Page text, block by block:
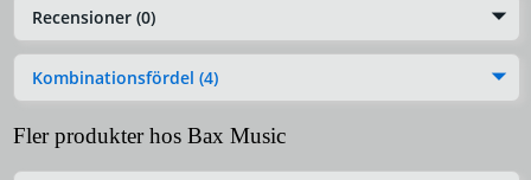
Recensioner (0)
Kombinationsfördel (4)
Fler produkter hos Bax Music